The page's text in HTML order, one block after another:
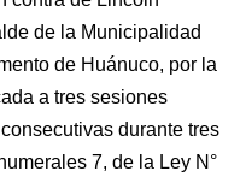
de la Municipalidad
de Huánuco, por la
a tres sesiones
durante tres
7, de la Ley N°